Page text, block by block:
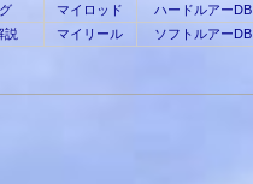
マイロッド ハードルアーDB
説 マイリール ソフトルアーDB